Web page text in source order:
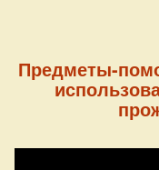
Предметы-